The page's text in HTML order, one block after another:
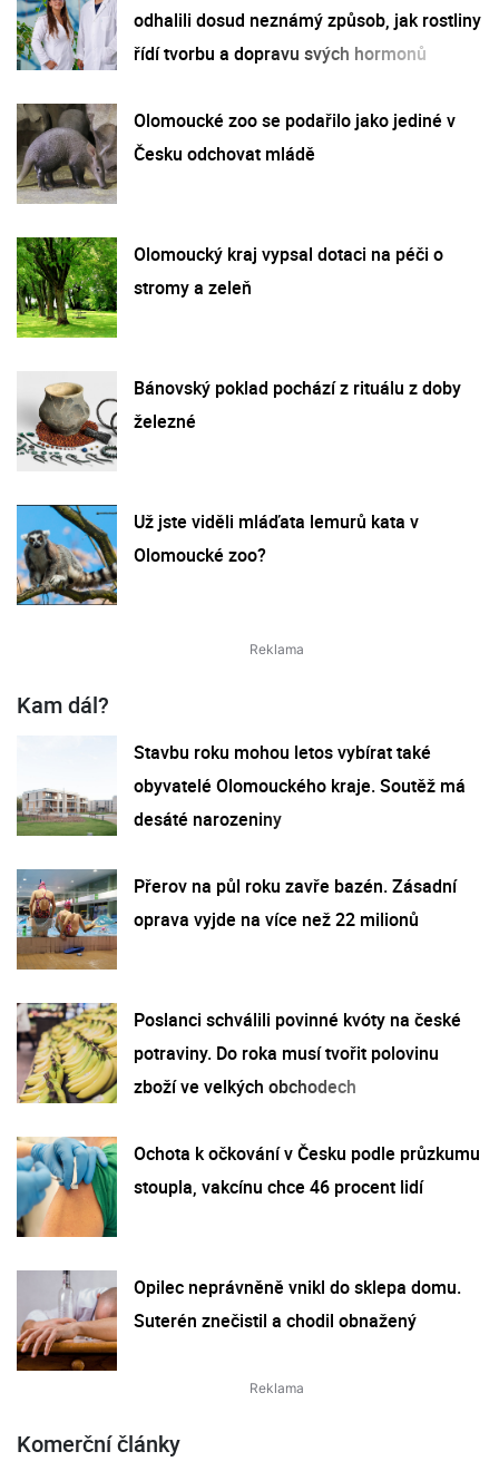
odhalili dosud neznámý způsob, jak rostliny
řídí tvorbu a dopravu svých hormonů
Olomoucké zoo se podařilo jako jediné v
Česku odchovat mládě
Olomoucký kraj vypsal dotaci na péči o
stromy a zeleň
Bánovský poklad pochází z rituálu z doby
železné
Už jste viděli mláďata lemurů kata v
Olomoucké zoo?
Kam dál?
Stavbu roku mohou letos vybírat také
obyvatelé Olomouckého kraje. Soutěž má
desáté narozeniny
Přerov na půl roku zavře bazén. Zásadní
oprava vyjde na více než 22 milionů
Poslanci schválili povinné kvóty na české
potraviny. Do roka musí tvořit polovinu
zboží ve velkých obchodech
Ochota k očkování v Česku podle průzkumu
stoupla, vakcínu chce 46 procent lidí
Opilec neprávněně vnikl do sklepa domu.
Suterén znečistil a chodil obnažený
Komerční články